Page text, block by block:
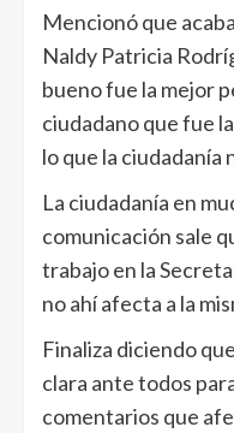
Mencionó que
Naldy Patricia
bueno fue la mejor
ciudadano que fue
lo que la ciudadanía
La ciudadanía en
comunicación sale
trabajo en la
no ahí afecta a la
Finaliza diciendo
clara ante todos
comentarios que